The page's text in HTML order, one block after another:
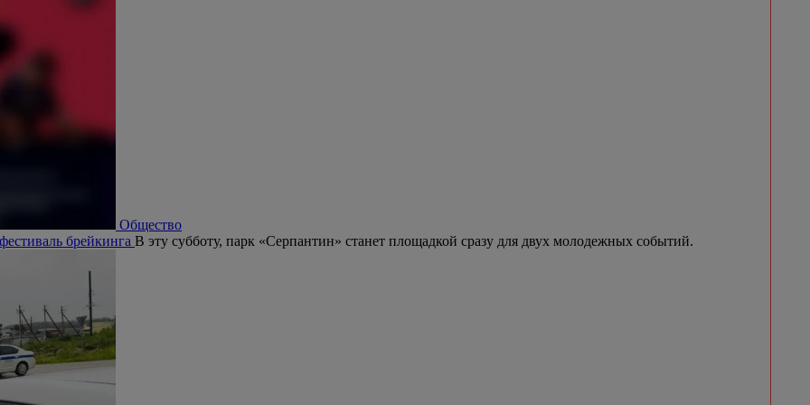
Общество
брейкинга В эту субботу, парк «Серпантин» станет площадкой сразу для двух молодежных событий.